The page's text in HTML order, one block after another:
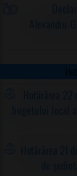
Alexandru-
Hotărârea 22
bugetului local
Hotărârea 21
de